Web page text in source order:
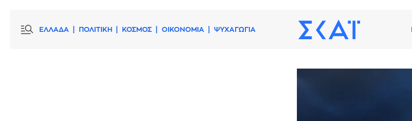
ΕΛΛΑΔΑ ΠΟΛΙΤΙΚΗ ΚΟΣΜΟΣ ΟΙΚΟΝΟΜΙΑ ΨΥΧΑΓΩΓΙΑ